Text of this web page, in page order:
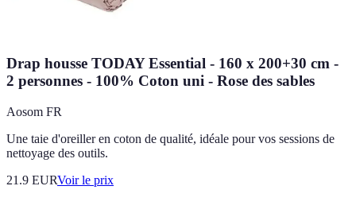
Drap housse TODAY Essential - 160 x 200+30 cm -
2 personnes - 100% Coton uni - Rose des sables
Aosom FR
Une taie d'oreiller en coton de qualité, idéale pour vos sessions de
nettoyage des outils.
21.9 EURVoir le prix